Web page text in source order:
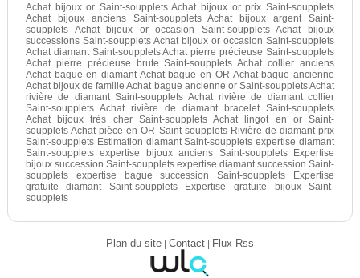
Achat bijoux or Saint-soupplets Achat bijoux or prix Saint-soupplets
Achat bijoux anciens Saint-soupplets Achat bijoux argent Saint-
soupplets Achat bijoux or occasion Saint-soupplets Achat bijoux
successions Saint-soupplets Achat bijoux or occasion Saint-soupplets
Achat diamant Saint-soupplets Achat pierre précieuse Saint-soupplets
Achat pierre précieuse brute Saint-soupplets Achat collier anciens
Achat bague en diamant Achat bague en OR Achat bague ancienne
Achat bijoux de famille Achat bague ancienne or Saint-soupplets Achat
rivière de diamant Saint-soupplets Achat rivière de diamant collier
Saint-soupplets Achat rivière de diamant bracelet Saint-soupplets
Achat bijoux très cher Saint-soupplets Achat lingot en or Saint-
soupplets Achat pièce en OR Saint-soupplets Rivière de diamant prix
Saint-soupplets Estimation diamant Saint-soupplets expertise diamant
Saint-soupplets expertise bijoux anciens Saint-soupplets Expertise
bijoux succession Saint-soupplets expertise diamant succession Saint-
soupplets expertise bague succession Saint-soupplets Expertise
gratuite diamant Saint-soupplets Expertise gratuite bijoux Saint-
soupplets
Plan du site| Contact| Flux Rss